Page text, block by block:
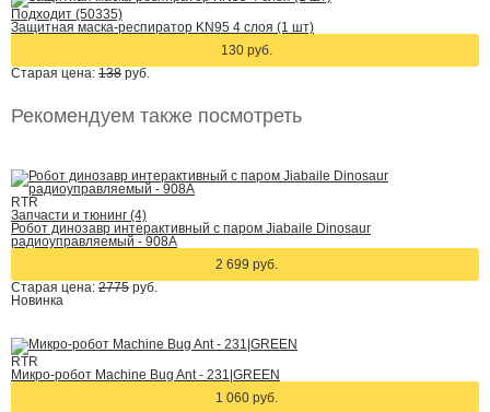
Подходит (50335)
Защитная маска-респиратор KN95 4 слоя (1 шт)
130 руб.
Старая цена: 138 руб.
Рекомендуем также посмотреть
RTR
Запчасти и тюнинг (4)
Робот динозавр интерактивный с паром Jiabaile Dinosaur
радиоуправляемый - 908A
2 699 руб.
Старая цена: 2775 руб.
Новинка
RTR
Микро-робот Machine Bug Ant - 231|GREEN
1 060 руб.